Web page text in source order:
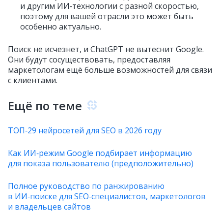
и другим ИИ‑технологии с разной скоростью,
поэтому для вашей отрасли это может быть
особенно актуально.
Поиск не исчезнет, и ChatGPT не вытеснит Google.
Они будут сосуществовать, предоставляя
маркетологам ещё больше возможностей для связи
с клиентами.
Ещё по теме
ТОП‑29 нейросетей для SEO в 2026 году
Как ИИ‑режим Google подбирает информацию
для показа пользователю (предположительно)
Полное руководство по ранжированию
в ИИ‑поиске для SEO‑специалистов, маркетологов
и владельцев сайтов